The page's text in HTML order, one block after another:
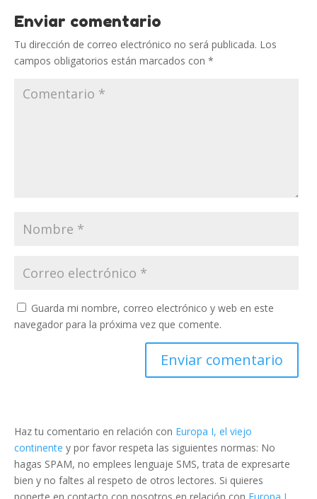
Enviar comentario
Tu dirección de correo electrónico no será publicada. Los
campos obligatorios están marcados con *
Guarda mi nombre, correo electrónico y web en este
navegador para la próxima vez que comente.
Haz tu comentario en relación con Europa I, el viejo
continente y por favor respeta las siguientes normas: No
hagas SPAM, no emplees lenguaje SMS, trata de expresarte
bien y no faltes al respeto de otros lectores. Si quieres